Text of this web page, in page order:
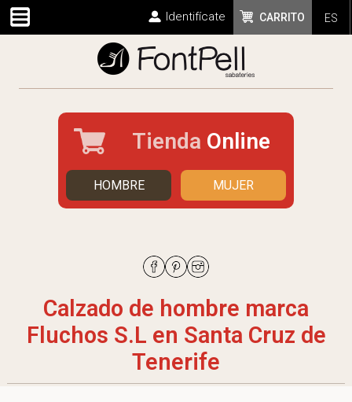
ES
CARRITO
Identifícate
Tienda Online
HOMBRE MUJER
Calzado de hombre marca
Fluchos S.L en Santa Cruz de
Tenerife